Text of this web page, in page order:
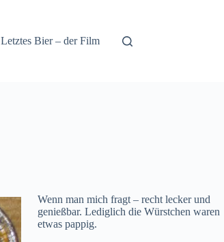
Letztes Bier – der Film
Wenn man mich fragt – recht lecker und
genießbar. Lediglich die Würstchen waren
etwas pappig.